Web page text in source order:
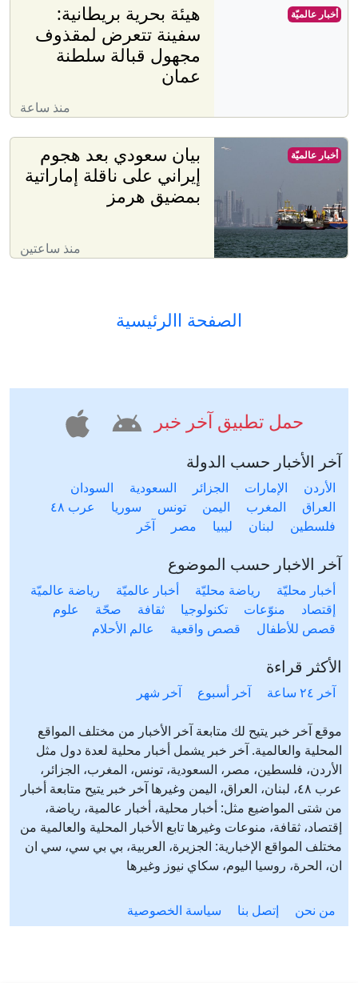
هيئة بحرية بريطانية:
سفينة تتعرض لمقذوف
مجهول قبالة سلطنة
عمان
منذ ساعة
أخبار عالميّة
بيان سعودي بعد هجوم
إيراني على ناقلة إماراتية
بمضيق هرمز
منذ ساعتين
أخبار عالميّة
الصفحة االرئيسية
حمل تطبيق آخر خبر
آخر الأخبار حسب الدولة
الأردن الإمارات الجزائر السعودية
السودان
العراق
المغرب اليمن تونس سوريا
عرب ٤٨
فلسطين
لبنان ليبيا مصر آخَر
آخر الاخبار حسب الموضوع
أخبار محليّة رياضة محليّة أخبار عالميّة
رياضة عالميّة
إقتصاد
منوّعات تكنولوجيا ثقافة صحّة
علوم
قصص للأطفال
قصص واقعية عالم الأحلام
الأكثر قراءة
آخر ٢٤ ساعة آخر أسبوع آخر شهر
موقع آخر خبر يتيح لك متابعة آخر الأخبار من مختلف المواقع
المحلية والعالمية. آخر خبر يشمل أخبار محلية لعدة دول مثل
الأردن، فلسطين، مصر، السعودية، تونس، المغرب، الجزائر،
عرب ٤٨، لبنان، العراق، اليمن وغيرها آخر خبر يتيح متابعة أخبار
من شتى المواضيع مثل: أخبار محلية، أخبار عالمية، رياضة،
إقتصاد، ثقافة، منوعات وغيرها تابع الأخبار المحلية والعالمية من
مختلف المواقع الإخبارية: الجزيرة، العربية، بي بي سي، سي ان
ان، الحرة، روسيا اليوم، سكاي نيوز وغيرها
من نحن إتصل بنا سياسة الخصوصية